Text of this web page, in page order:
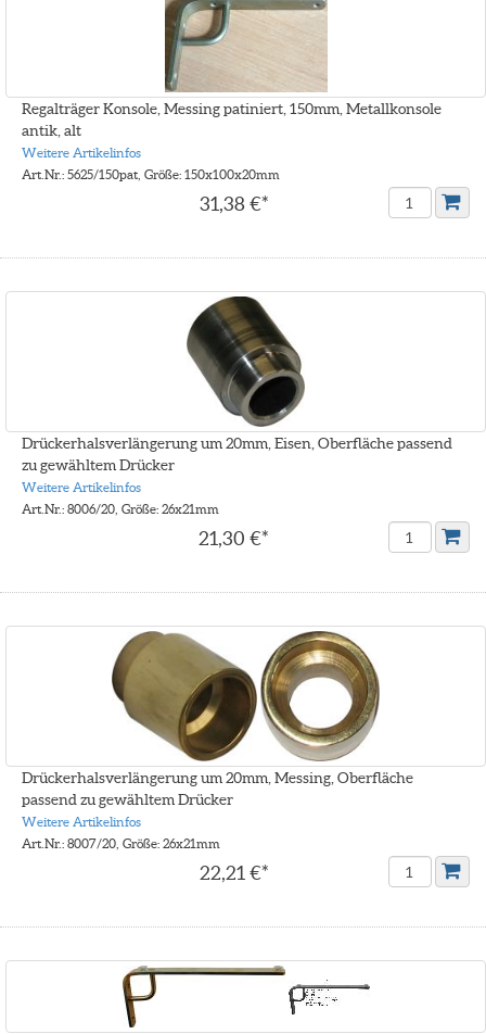
Regalträger Konsole, Messing patiniert, 150mm, Metallkonsole
antik, alt
Weitere Artikelinfos
Art.Nr.: 5625/150pat, Größe: 150x100x20mm
31,38 €*
Drückerhalsverlängerung um 20mm, Eisen, Oberfläche passend
zu gewähltem Drücker
Weitere Artikelinfos
Art.Nr.: 8006/20, Größe: 26x21mm
21,30 €*
Drückerhalsverlängerung um 20mm, Messing, Oberfläche
passend zu gewähltem Drücker
Weitere Artikelinfos
Art.Nr.: 8007/20, Größe: 26x21mm
22,21 €*